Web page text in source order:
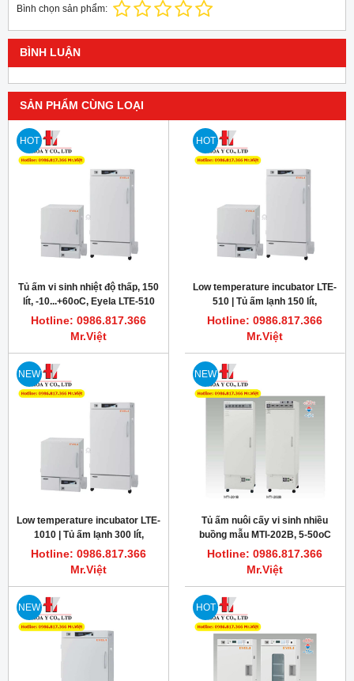
Bình chọn sản phẩm:
BÌNH LUẬN
SẢN PHẨM CÙNG LOẠI
HOT
Tủ ấm vi sinh nhiệt độ thấp, 150
lít, -10...+60oC, Eyela LTE-510
Hotline: 0986.817.366
Mr.Việt
HOT
Low temperature incubator LTE-
510 | Tủ ấm lạnh 150 lít,
-10...+60oC, Eyela Japan
Hotline: 0986.817.366
Mr.Việt
NEW
Low temperature incubator LTE-
1010 | Tủ ấm lạnh 300 lít,
-10...+60oC, Eyela Japan
Hotline: 0986.817.366
Mr.Việt
NEW
Tủ ấm nuôi cấy vi sinh nhiều
buồng mẫu MTI-202B, 5-50oC
Hotline: 0986.817.366
Mr.Việt
NEW HOT